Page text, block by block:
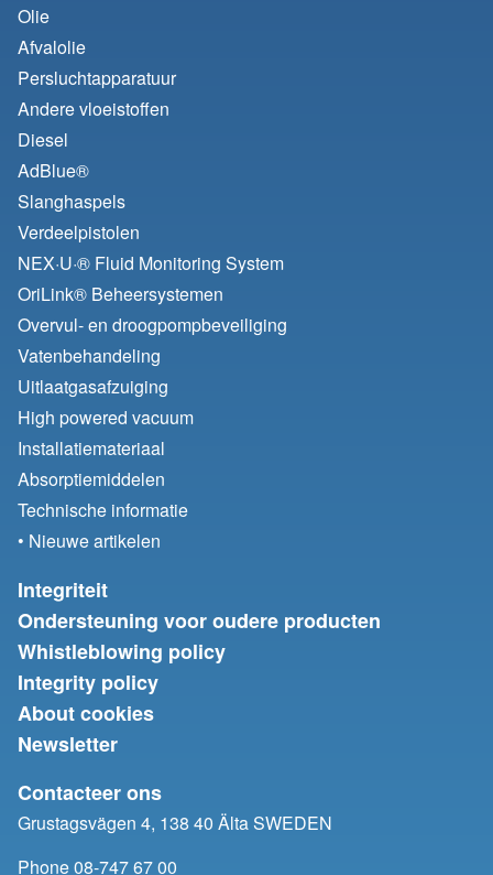
Olie
Afvalolie
Persluchtapparatuur
Andere vloeistoffen
Diesel
AdBlue®
Slanghaspels
Verdeelpistolen
NEX·U·® Fluid Monitoring System
OriLink® Beheersystemen
Overvul- en droogpompbeveiliging
Vatenbehandeling
Uitlaatgasafzuiging
High powered vacuum
Installatiemateriaal
Absorptiemiddelen
Technische informatie
• Nieuwe artikelen
Integriteit
Ondersteuning voor oudere producten
Whistleblowing policy
Integrity policy
About cookies
Newsletter
Contacteer ons
Grustagsvägen 4, 138 40 Älta SWEDEN
Phone 08-747 67 00